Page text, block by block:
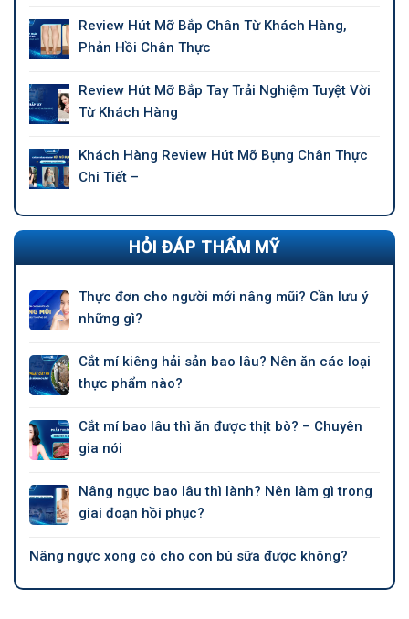
Review Hút Mỡ Bắp Chân Từ Khách Hàng,
Phản Hồi Chân Thực
Review Hút Mỡ Bắp Tay Trải Nghiệm Tuyệt Vời
Từ Khách Hàng
Khách Hàng Review Hút Mỡ Bụng Chân Thực
Chi Tiết –
HỎI ĐÁP THẨM MỸ
Thực đơn cho người mới nâng mũi? Cần lưu ý
những gì?
Cắt mí kiêng hải sản bao lâu? Nên ăn các loại
thực phẩm nào?
Cắt mí bao lâu thì ăn được thịt bò? – Chuyên
gia nói
Nâng ngực bao lâu thì lành? Nên làm gì trong
giai đoạn hồi phục?
Nâng ngực xong có cho con bú sữa được không?